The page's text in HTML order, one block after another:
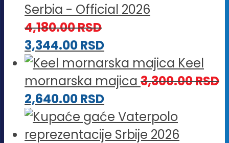
Serbia - Official 2026
4,180.00RSD
3,344.00RSD
Keel
mornarska majica 3,300.00RSD
2,640.00RSD